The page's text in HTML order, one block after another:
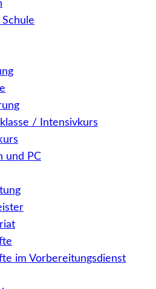
/ Intensivkurs
und PC
im Vorbereitungsdienst